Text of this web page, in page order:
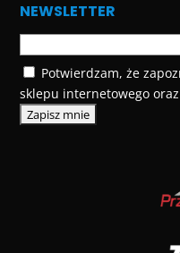
NEWSLETTER
Potwierdzam, że
sklepu internetowego oraz